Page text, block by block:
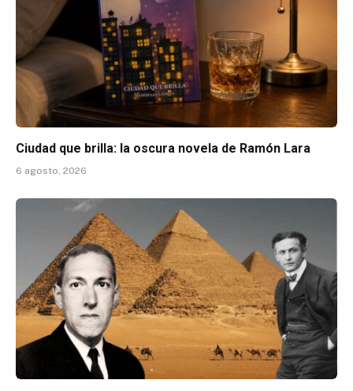
Ciudad que brilla: la oscura novela de Ramón Lara
6 agosto, 2026